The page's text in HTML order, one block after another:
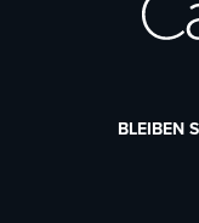
BLEIBEN